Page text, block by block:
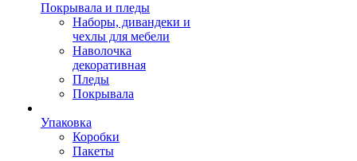
Покрывала и пледы
Наборы, дивандеки и
чехлы для мебели
Наволочка
декоративная
Пледы
Покрывала
Упаковка
Коробки
Пакеты